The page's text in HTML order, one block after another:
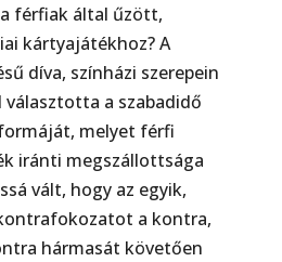
férfiak által űzött,
kártyajátékhoz? A
díva, színházi szerepein
a szabadidő
melyet férfi
iránti megszál­lottsága
vált, hogy az egyik,
a kontra,
hármasát követően